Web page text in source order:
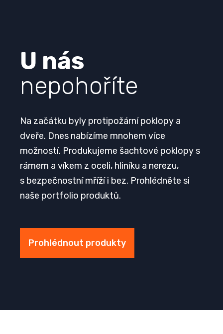
U nás
nepohoříte
Na začátku byly protipožární poklopy a
dveře. Dnes nabízíme mnohem více
možností. Produkujeme šachtové poklopy s
rámem a víkem z oceli, hliníku a nerezu,
s bezpečnostní mříží i bez. Prohlédněte si
naše portfolio produktů.
Prohlédnout produkty